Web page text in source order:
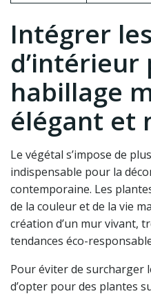
Intégrer
d’intérieur
habillage
élégant et
Le végétal s’impose de
indispensable pour la
contemporaine. Les
de la couleur et de la vie
création d’un mur vivant,
tendances éco-
Pour éviter de surcharger
d’opter pour des plantes